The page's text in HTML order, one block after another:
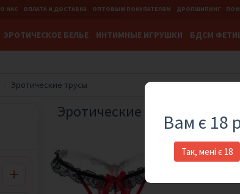
Вам є 18
Так, мені є 18
О НАС ОПЛАТА И ДОСТАВКА ОПТОВЫМ ПОКУПАТЕЛЯМ ДРОПШИПИНГ
ЭРОТИЧЕСКОЕ БЕЛЬЕ ИНТИМНЫЕ ИГРУШКИ БДСМ
Эротические трусы
Эротические трусы
❤️